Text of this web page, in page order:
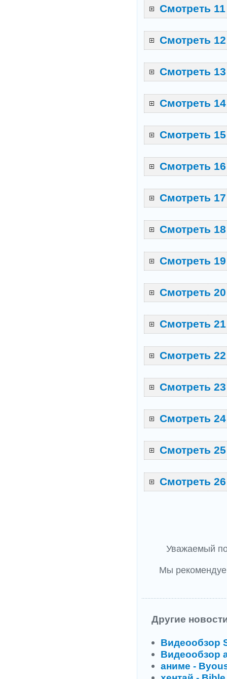
Смотреть
Смотреть
Смотреть
Смотреть
Смотреть
Смотреть
Смотреть
Смотреть
Смотреть
Смотреть
Смотреть
Смотреть
Смотреть
Смотреть
Смотреть
Смотреть
Уважаемый
Мы
Другие
Видеообзор
Видеообзор
аниме -